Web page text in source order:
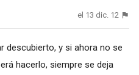
el 13 dic. 12
descubierto, y si ahora no se
hacerlo, siempre se deja